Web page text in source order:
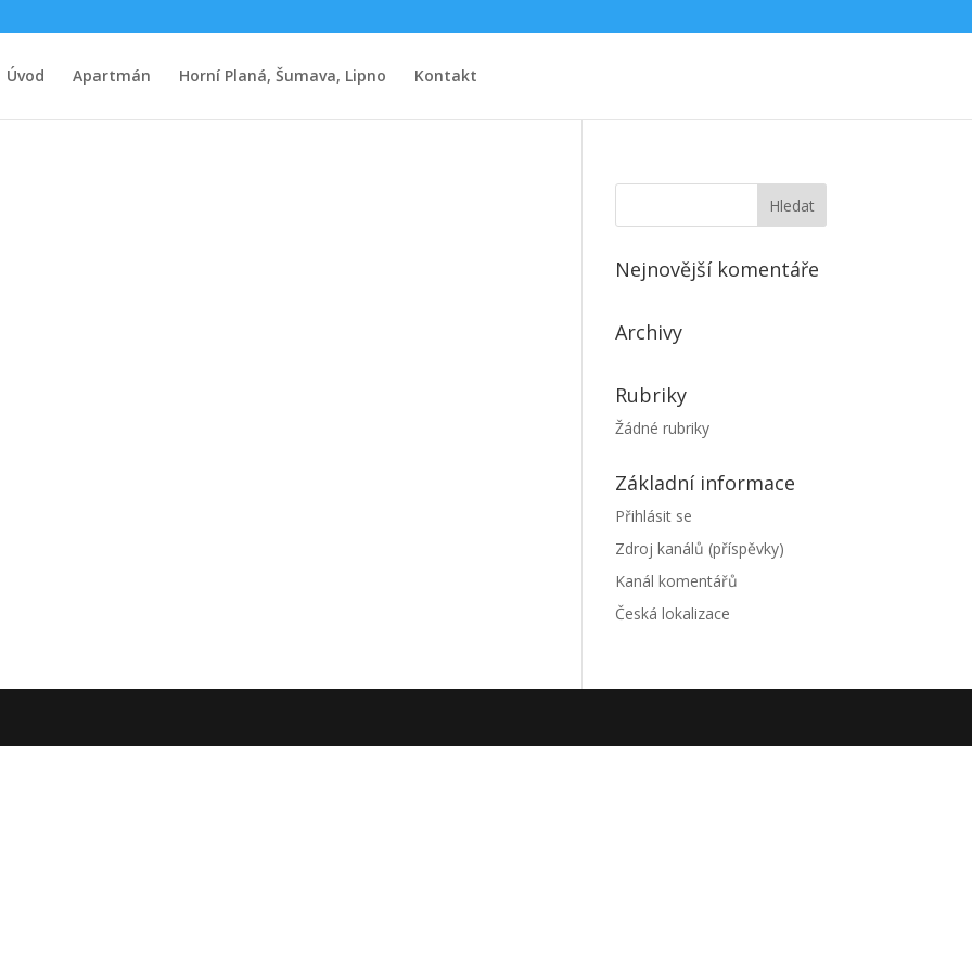
Úvod Apartmán Horní Planá, Šumava, Lipno Kontakt
Nejnovější komentáře
Archivy
Rubriky
Žádné rubriky
Základní informace
Přihlásit se
Zdroj kanálů (příspěvky)
Kanál komentářů
Česká lokalizace